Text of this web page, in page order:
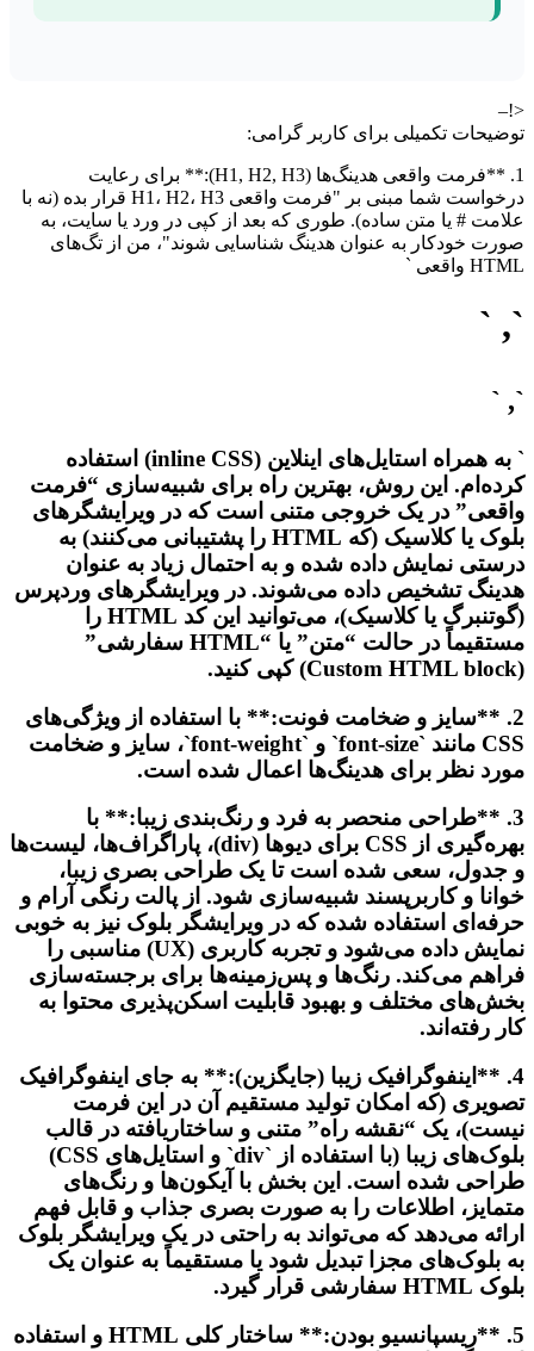
<!–
توضیحات تکمیلی برای کاربر گرامی:
1. **فرمت واقعی هدینگ‌ها (H1, H2, H3):** برای رعایت
درخواست شما مبنی بر "فرمت واقعی H1، H2، H3 قرار بده (نه با
علامت # یا متن ساده). طوری که بعد از کپی در ورد یا سایت، به
صورت خودکار به عنوان هدینگ شناسایی شوند"، من از تگ‌های
HTML واقعی `
`, `
`, `
` به همراه استایل‌های اینلاین (inline CSS) استفاده
کرده‌ام. این روش، بهترین راه برای شبیه‌سازی “فرمت
واقعی” در یک خروجی متنی است که در ویرایشگرهای
بلوک یا کلاسیک (که HTML را پشتیبانی می‌کنند) به
درستی نمایش داده شده و به احتمال زیاد به عنوان
هدینگ تشخیص داده می‌شوند. در ویرایشگرهای وردپرس
(گوتنبرگ یا کلاسیک)، می‌توانید این کد HTML را
مستقیماً در حالت “متن” یا “HTML سفارشی”
(Custom HTML block) کپی کنید.
2. **سایز و ضخامت فونت:** با استفاده از ویژگی‌های
CSS مانند `font-size` و `font-weight`، سایز و ضخامت
مورد نظر برای هدینگ‌ها اعمال شده است.
3. **طراحی منحصر به فرد و رنگ‌بندی زیبا:** با
بهره‌گیری از CSS برای دیوها (div)، پاراگراف‌ها، لیست‌ها
و جدول، سعی شده است تا یک طراحی بصری زیبا،
خوانا و کاربرپسند شبیه‌سازی شود. از پالت رنگی آرام و
حرفه‌ای استفاده شده که در ویرایشگر بلوک نیز به خوبی
نمایش داده می‌شود و تجربه کاربری (UX) مناسبی را
فراهم می‌کند. رنگ‌ها و پس‌زمینه‌ها برای برجسته‌سازی
بخش‌های مختلف و بهبود قابلیت اسکن‌پذیری محتوا به
کار رفته‌اند.
4. **اینفوگرافیک زیبا (جایگزین):** به جای اینفوگرافیک
تصویری (که امکان تولید مستقیم آن در این فرمت
نیست)، یک “نقشه راه” متنی و ساختاریافته در قالب
بلوک‌های زیبا (با استفاده از `div` و استایل‌های CSS)
طراحی شده است. این بخش با آیکون‌ها و رنگ‌های
متمایز، اطلاعات را به صورت بصری جذاب و قابل فهم
ارائه می‌دهد که می‌تواند به راحتی در یک ویرایشگر بلوک
به بلوک‌های مجزا تبدیل شود یا مستقیماً به عنوان یک
بلوک HTML سفارشی قرار گیرد.
5. **ریسپانسیو بودن:** ساختار کلی HTML و استفاده